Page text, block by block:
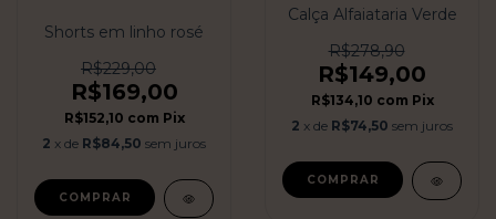
Shorts em linho rosé
R$229,00
R$169,00
R$152,10 com Pix
2 x de R$84,50 sem juros
COMPRAR
Calça Alfaiataria Verde
R$278,90
R$149,00
R$134,10 com Pix
2 x de R$74,50 sem juros
COMPRAR